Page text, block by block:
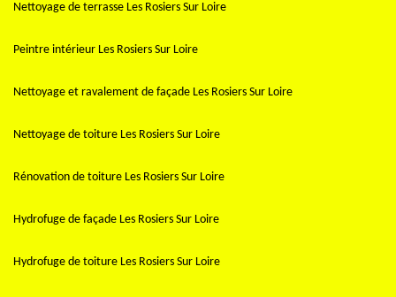
Nettoyage de terrasse Les Rosiers Sur Loire
Peintre intérieur Les Rosiers Sur Loire
Nettoyage et ravalement de façade Les Rosiers Sur Loire
Nettoyage de toiture Les Rosiers Sur Loire
Rénovation de toiture Les Rosiers Sur Loire
Hydrofuge de façade Les Rosiers Sur Loire
Hydrofuge de toiture Les Rosiers Sur Loire